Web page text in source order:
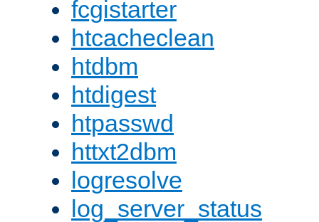
fcgistarter
htcacheclean
htdbm
htdigest
htpasswd
httxt2dbm
logresolve
log_server_status